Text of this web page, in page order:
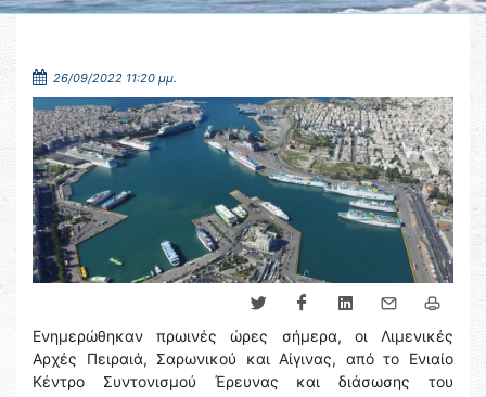
26/09/2022 11:20 μμ.
Ενημερώθηκαν πρωινές ώρες σήμερα, οι Λιμενικές
Αρχές Πειραιά, Σαρωνικού και Αίγινας, από το Ενιαίο
Κέντρο Συντονισμού Έρευνας και διάσωσης του